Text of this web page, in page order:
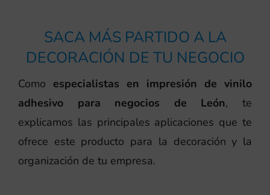
SACA MÁS PARTIDO A LA
DECORACIÓN DE TU NEGOCIO
Como especialistas en impresión de vinilo
adhesivo para negocios de León, te
explicamos las principales aplicaciones que te
ofrece este producto para la decoración y la
organización de tu empresa.